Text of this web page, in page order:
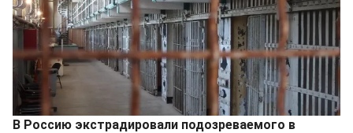
В Россию экстрадировали подозреваемого в